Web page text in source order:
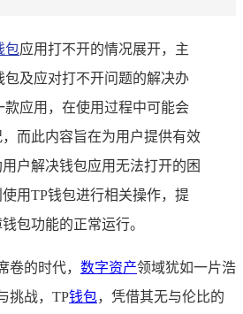
包应用打不开的情况展开，主
包及应对打不开问题的解决办
款应用，在使用过程中可能会
而此内容旨在为用户提供有效
户解决钱包应用无法打开的困
用TP钱包进行相关操作，提
包功能的正常运行。
卷的时代， 数字资产领域犹如一片浩
挑战，TP钱包，凭借其无与伦比的